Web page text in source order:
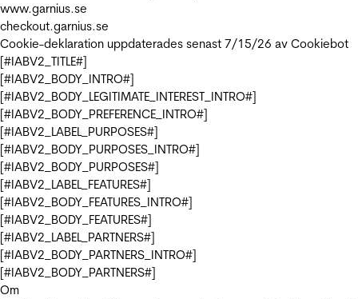
www.garnius.se
checkout.garnius.se
Cookie-deklaration uppdaterades senast 7/15/26 av Cookiebot
[#IABV2_TITLE#]
[#IABV2_BODY_INTRO#]
[#IABV2_BODY_LEGITIMATE_INTEREST_INTRO#]
[#IABV2_BODY_PREFERENCE_INTRO#]
[#IABV2_LABEL_PURPOSES#]
[#IABV2_BODY_PURPOSES_INTRO#]
[#IABV2_BODY_PURPOSES#]
[#IABV2_LABEL_FEATURES#]
[#IABV2_BODY_FEATURES_INTRO#]
[#IABV2_BODY_FEATURES#]
[#IABV2_LABEL_PARTNERS#]
[#IABV2_BODY_PARTNERS_INTRO#]
[#IABV2_BODY_PARTNERS#]
Om